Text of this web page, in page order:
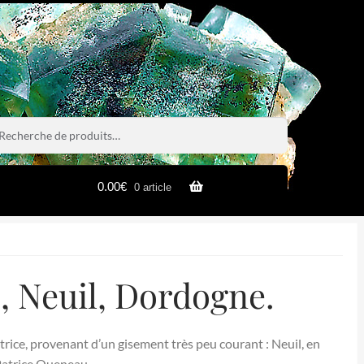
0.00€ 0 article
Dordogne.
provenant d’un gisement très peu courant : Neuil, en